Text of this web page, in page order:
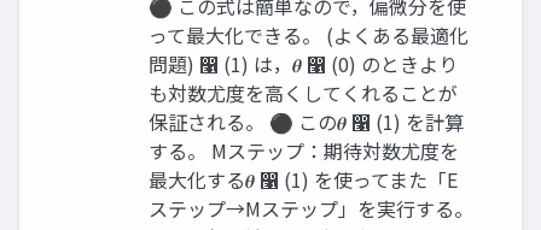
⚫ この式は簡単なので，偏微分を使
って最大化できる。 (よくある最適化
問題) ෡ (1) は，𝜽 ෡ (0) のときより
も対数尤度を高くしてくれることが
保証される。 ⚫ この𝜽 ෡ (1) を計算
する。 Mステップ：期待対数尤度を
最大化する𝜽 ෡ (1) を使ってまた「E
ステップ→Mステップ」を実行する。